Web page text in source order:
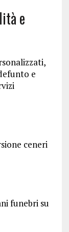
e
e
ceneri
funebri su